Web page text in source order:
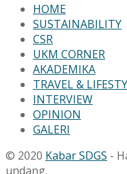
HOME
SUSTAINABILITY
CSR
UKM CORNER
AKADEMIKA
TRAVEL &
INTERVIEW
OPINION
GALERI
© 2020 Kabar SDGS -
undang.